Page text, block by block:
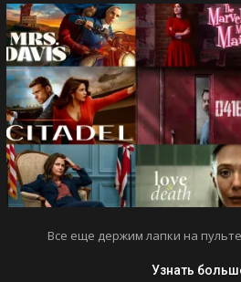
Все еще держим лапки на
Узнать